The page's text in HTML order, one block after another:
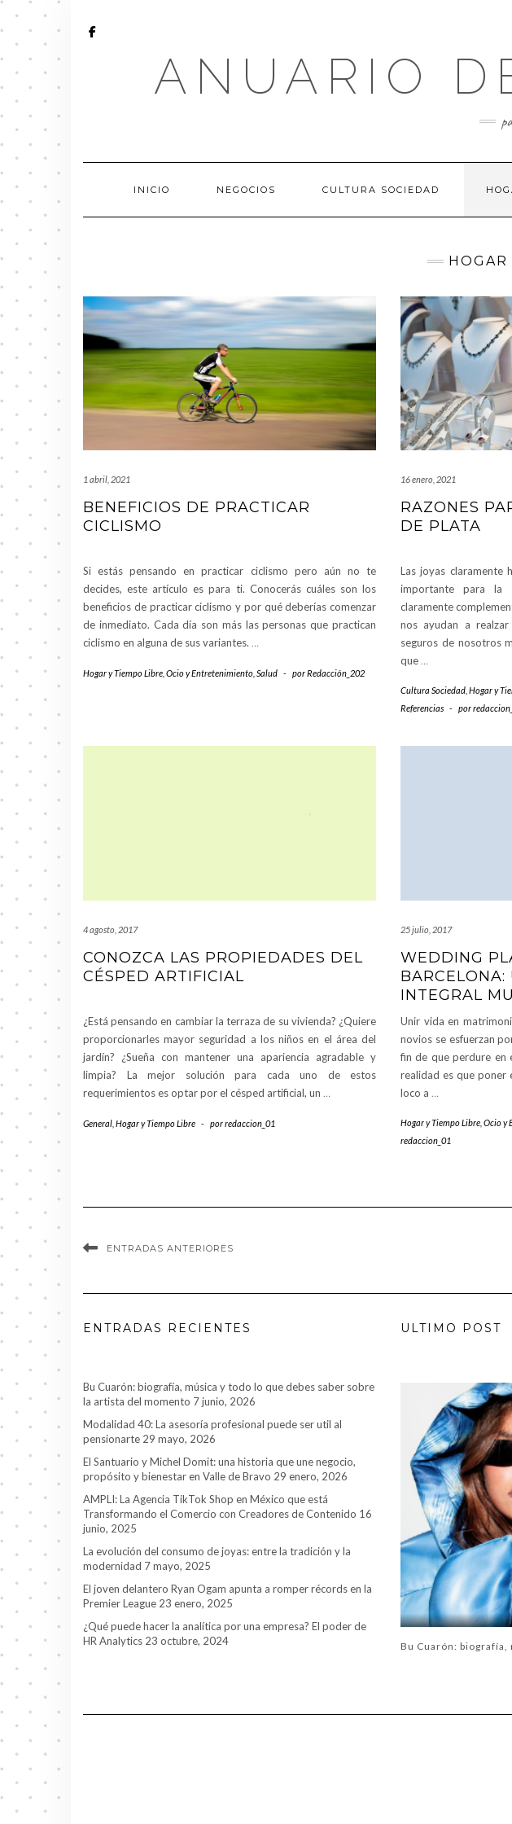
Saltar
contenido
ANUARIO
INICIO NEGOCIOS CULTURA SOCIEDAD
1 abril, 2021
BENEFICIOS DE PRACTICAR
CICLISMO
Si estás pensando en practicar ciclismo pero aún no te
decides, este artículo es para ti. Conocerás cuáles son los
beneficios de practicar ciclismo y por qué deberías comenzar
de inmediato. Cada día son más las personas que practican
ciclismo en alguna de sus variantes. …
Hogar y Tiempo Libre Ocio y Entretenimiento Salud - porRedacción_202
16 enero, 2021
RAZONES
DE PLATA
Las joyas claramente
importante para la
claramente
nos ayudan a
seguros de nosotros
que…
Cultura Sociedad Hogar y
Referencias - por
4 agosto, 2017
CONOZCA LAS PROPIEDADES DEL
CÉSPED ARTIFICIAL
¿Está pensando en cambiar la terraza de su vivienda? ¿Quiere
proporcionarles mayor seguridad a los niños en el área del
jardín? ¿Sueña con mantener una apariencia agradable y
limpia? La mejor solución para cada uno de estos
requerimientos es optar por el césped artificial, un …
General Hogar y Tiempo Libre - porredaccion_01
25 julio, 2017
WEDDING
BARCELONA:
INTEGRAL
Unir vida en
novios se esfuerzan
fin de que perdure en
realidad es que poner
loco a …
Hogar y Tiempo Libre Ocio y
redaccion_01
ENTRADAS ANTERIORES
ENTRADAS RECIENTES
Bu Cuarón: biografía, música y todo lo que debes saber sobre
la artista del momento 7 junio, 2026
Modalidad 40: La asesoría profesional puede ser util al
pensionarte 29 mayo, 2026
El Santuario y Michel Domit: una historia que une negocio,
propósito y bienestar en Valle de Bravo 29 enero, 2026
AMPLI: La Agencia TikTok Shop en México que está
Transformando el Comercio con Creadores de Contenido 16
junio, 2025
La evolución del consumo de joyas: entre la tradición y la
modernidad 7 mayo, 2025
El joven delantero Ryan Ogam apunta a romper récords en la
Premier League 23 enero, 2025
¿Qué puede hacer la analítica por una empresa? El poder de
HR Analytics 23 octubre, 2024
ULTIMO POST